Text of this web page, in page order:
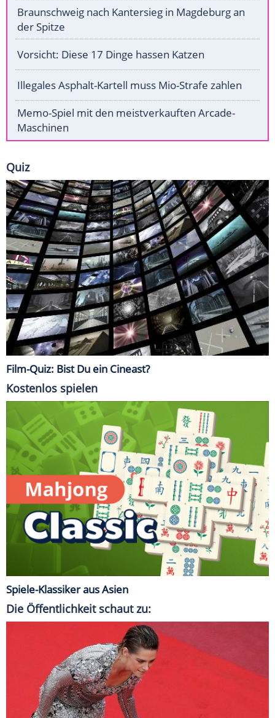
Braunschweig nach Kantersieg in Magdeburg an
der Spitze
Vorsicht: Diese 17 Dinge hassen Katzen
Illegales Asphalt-Kartell muss Mio-Strafe zahlen
Memo-Spiel mit den meistverkauften Arcade-
Maschinen
Quiz
Film-Quiz: Bist Du ein Cineast?
Kostenlos spielen
Spiele-Klassiker aus Asien
Die Öffentlichkeit schaut zu: